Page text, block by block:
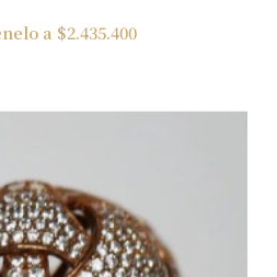
a $2.435.400